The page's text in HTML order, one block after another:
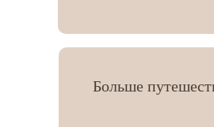
Больше